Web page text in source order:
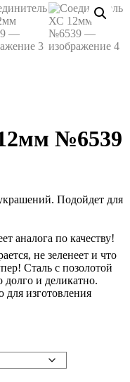
№6539
Подойдет для
аналога по качеству!
не зеленеет и что
Сталь с позолотой
долго и деликатно.
изготовления